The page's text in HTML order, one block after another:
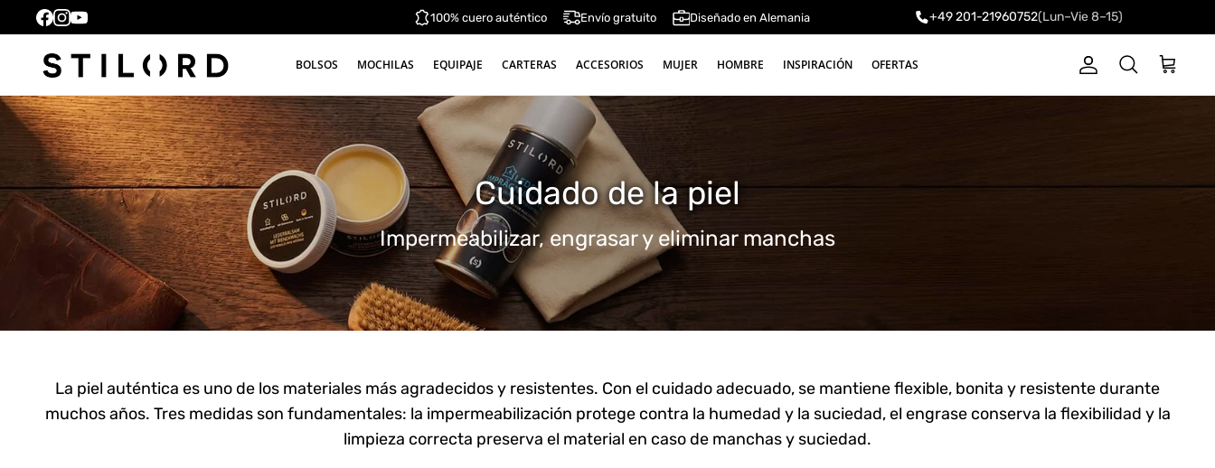
100% cuero auténtico Envío gratuito Diseñado en Alemania +49 201-21960752(Lun–Vie 8–15)
BOLSOS MOCHILAS EQUIPAJE CARTERAS ACCESORIOS MUJER HOMBRE INSPIRACIÓN OFERTAS CuentaBuscar Carrito
Cuidado de la piel
Impermeabilizar, engrasar y eliminar manchas
La piel auténtica es uno de los materiales más agradecidos y resistentes. Con el cuidado adecuado, se mantiene flexible, bonita y resistente durante
muchos años. Tres medidas son fundamentales: la impermeabilización protege contra la humedad y la suciedad, el engrase conserva la flexibilidad y la
limpieza correcta preserva el material en caso de manchas y suciedad.